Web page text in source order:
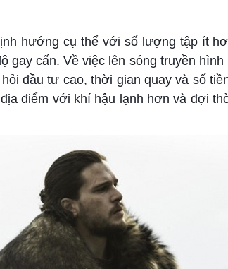
hướng cụ thể với số lượng tập ít
gay cấn. Về việc lên sóng truyền
đầu tư cao, thời gian quay và số
điểm với khí hậu lạnh hơn và đợi